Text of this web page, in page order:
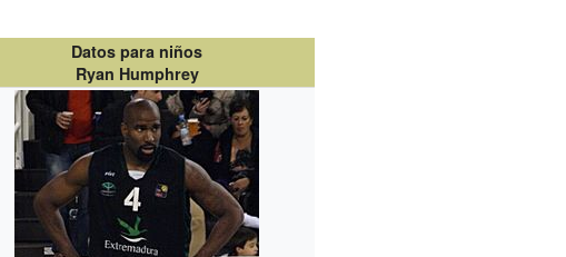
Datos para niños
Ryan Humphrey